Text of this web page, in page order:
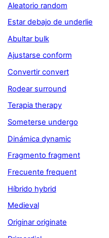
Aleatorio random
Estar debajo de underlie
Abultar bulk
Ajustarse conform
Convertir convert
Rodear surround
Terapia therapy
Someterse undergo
Dinámica dynamic
Fragmento fragment
Frecuente frequent
Híbrido hybrid
Medieval
Originar originate